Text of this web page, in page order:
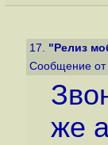
17. "Релиз
Сообщение от
же